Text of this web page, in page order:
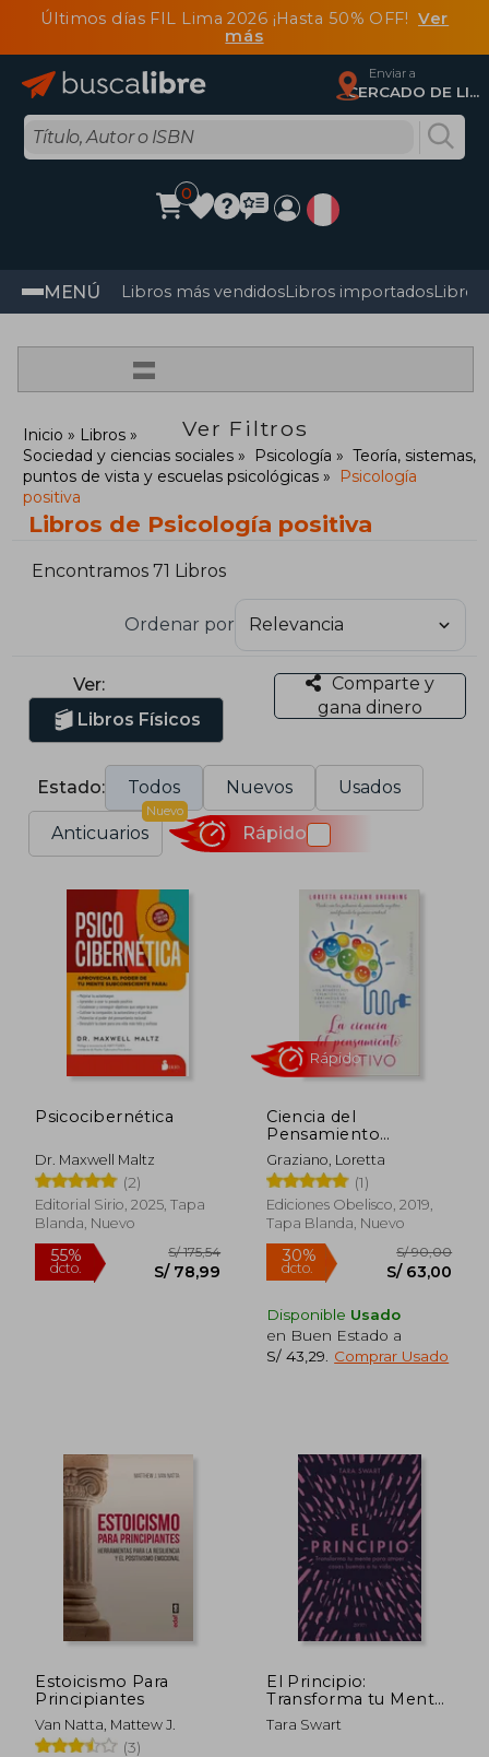
Últimos días FIL Lima 2026 ¡Hasta 50% OFF!Ver
más
Enviar a
CERCADO DE LIMA, Lima
0
MENÚ Libros más vendidosLibros importadosLibros
=
Ver Filtros
Inicio
Libros
Sociedad y ciencias sociales
Psicología
Teoría, sistemas,
puntos de vista y escuelas psicológicas
Psicología
positiva
Libros de Psicología positiva
Encontramos 71 Libros
Ordenar por
Ver:
Libros Físicos
Comparte y
gana dinero
Estado: Todos Nuevos Usados
Anticuarios
Nuevo
Rápido
Psicocibernética
Dr. Maxwell Maltz
(2)
Editorial Sirio, 2025, Tapa
Blanda, Nuevo
Ciencia del
Pensamiento
Positivo, la
Graziano, Loretta
(1)
Ediciones Obelisco, 2019,
Tapa Blanda, Nuevo
Rápido
Disponible Usado
en Buen Estado a
S/ 43,29
Comprar Usado
Estoicismo Para
Principiantes
Van Natta, Mattew J.
(3)
El Principio:
Transforma tu Mente
Para Atraer Cosas
Buenas a tu Vida
Tara Swart